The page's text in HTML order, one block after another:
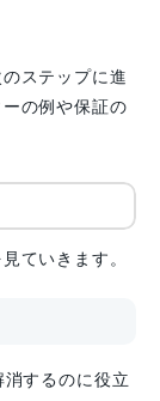
ステップに進
の例や保証の
ていきます。
するのに役立